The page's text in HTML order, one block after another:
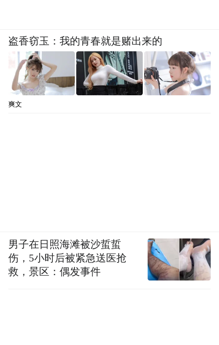
盗香窃玉：我的青春就是赌出来的
爽文
男子在日照海滩被沙蜇蜇
伤，5小时后被紧急送医抢
救，景区：偶发事件